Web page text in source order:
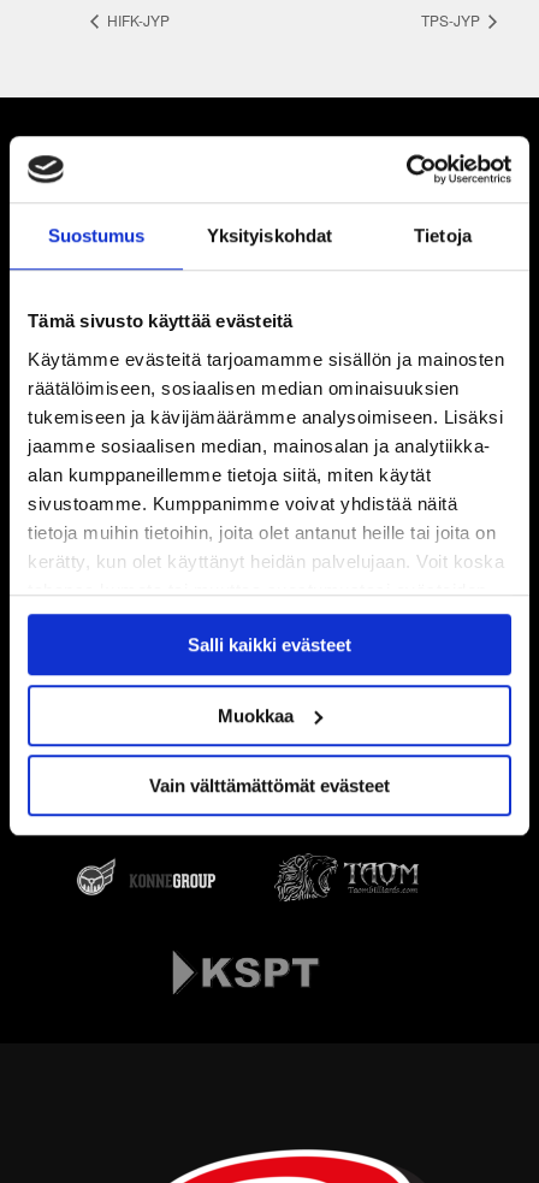
Suostumus Yksityiskohdat Tietoja
Tämä sivusto käyttää evästeitä
Käytämme evästeitä tarjoamamme sisällön ja mainosten
räätälöimiseen, sosiaalisen median ominaisuuksien
tukemiseen ja kävijämäärämme analysoimiseen. Lisäksi
jaamme sosiaalisen median, mainosalan ja analytiikka-
alan kumppaneillemme tietoja siitä, miten käytät
sivustoamme. Kumppanimme voivat yhdistää näitä
tietoja muihin tietoihin, joita olet antanut heille tai joita on
kerätty, kun olet käyttänyt heidän palvelujaan. Voit koska
tahansa kumota tai muuttaa suostumustasi evästeiden
käytöstäEvästeet-sivultamme.
Salli kaikki evästeet
Muokkaa
Vain välttämättömät evästeet
HIFK-JYP TPS-JYP